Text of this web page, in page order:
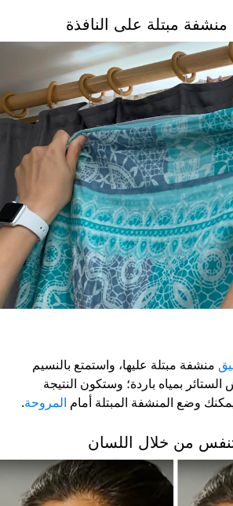
منشفة مبتلة عليها، واستمتع بالنسيم
الستائر بمياه باردة؛ وستكون النتيجة
وضع المنشفة المبتلة أمام المروحة.